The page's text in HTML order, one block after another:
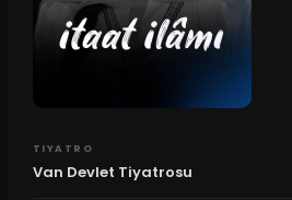
TIYATRO
Van Devlet Tiyatrosu